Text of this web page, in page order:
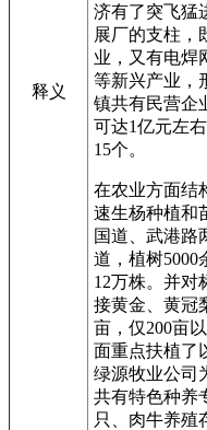
释义
济有了突飞猛
展厂的支柱，
业，又有电焊
等新兴产业，
镇共有民营企
可达1亿元左
15个。
在农业方面结
速生杨种植和
国道、武港路
道，植树5000
12万株。并对
接黄金、黄冠
亩，仅200亩
面重点扶植了
绿源牧业公司
共有特色种养
只、肉牛养殖